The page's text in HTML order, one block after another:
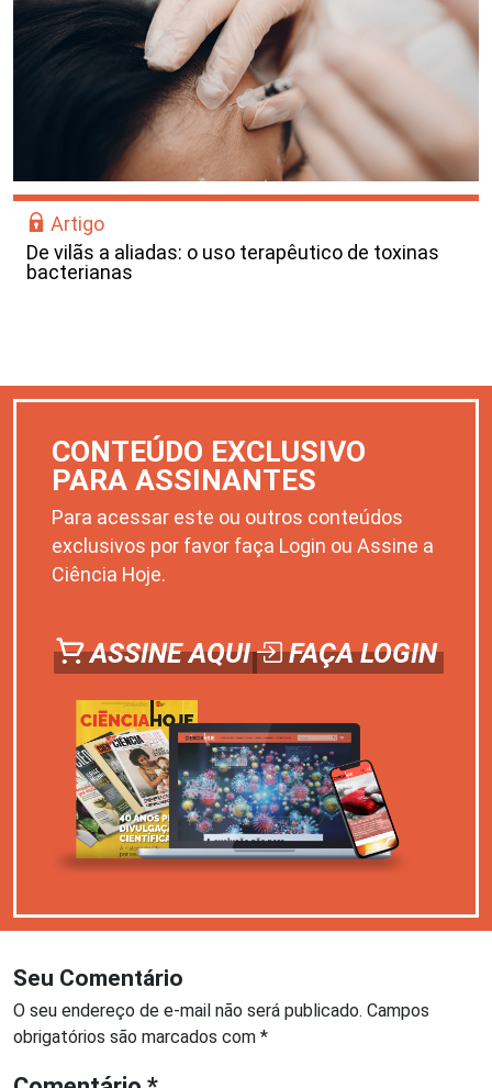
Artigo
De vilãs a aliadas: o uso terapêutico de toxinas
bacterianas
CONTEÚDO EXCLUSIVO
PARA ASSINANTES
Para acessar este ou outros conteúdos
exclusivos por favor faça Login ou Assine a
Ciência Hoje.
ASSINE AQUI FAÇA LOGIN
Seu Comentário
O seu endereço de e-mail não será publicado. Campos
obrigatórios são marcados com *